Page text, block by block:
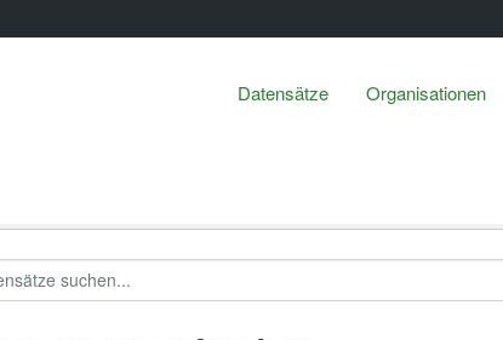
Datensätze Organisationen